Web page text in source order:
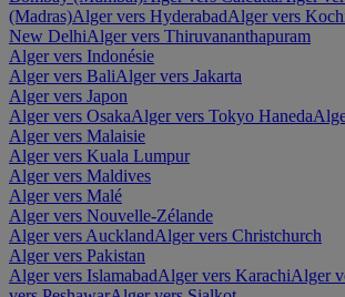
(Madras)Alger vers HyderabadAlger vers
New DelhiAlger vers Thiruvananthapuram
Alger vers Indonésie
Alger vers BaliAlger vers Jakarta
Alger vers Japon
Alger vers OsakaAlger vers Tokyo Haneda
Alger vers Malaisie
Alger vers Kuala Lumpur
Alger vers Maldives
Alger vers Malé
Alger vers Nouvelle-Zélande
Alger vers AucklandAlger vers Christchurch
Alger vers Pakistan
Alger vers IslamabadAlger vers KarachiAlger